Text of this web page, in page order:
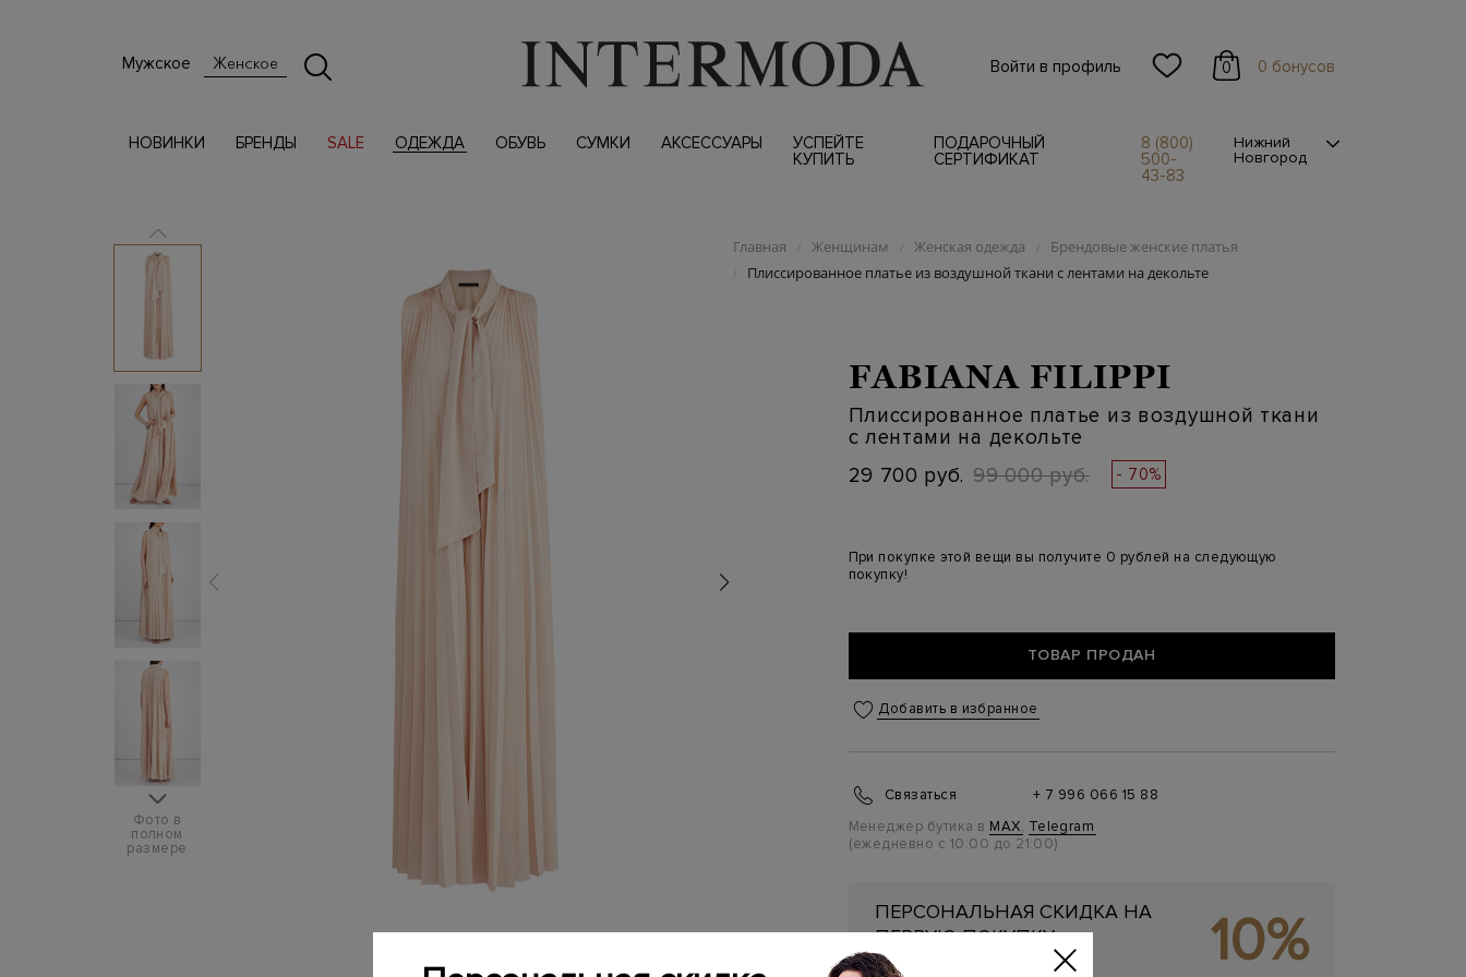
Мужское Женское Войти в профиль 0 0 бонусов
НОВИНКИ БРЕНДЫ SALE ОДЕЖДА ОБУВЬ СУМКИ АКСЕССУАРЫ
УСПЕЙТЕ
КУПИТЬ
ПОДАРОЧНЫЙ
СЕРТИФИКАТ
8 (800)
500-
43-83
Нижний
Новгород
Фото в
полном
размере
Главная / Женщинам / Женская одежда / Брендовые женские платья
/ Плиссированное платье из воздушной ткани с лентами на декольте
FABIANA FILIPPI
Плиссированное платье из воздушной ткани
с лентами на декольте
29 700 руб. 99 000 руб. - 70%
При покупке этой вещи вы получите 0 рублей на следующую
покупку!
ТОВАР ПРОДАН
Добавить в избранное
Связаться
+ 7 996 066 15 88
Менеджер бутика в MAX, Telegram
(ежедневно с 10:00 до 21:00)
ПЕРСОНАЛЬНАЯ СКИДКА НА
ПЕРВУЮ ПОКУПКУ
Подробнее 10%